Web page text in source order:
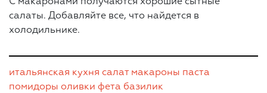
салаты. Добавляйте все, что найдется в
холодильнике.
итальянская кухня салат макароны паста
помидоры оливки фета базилик